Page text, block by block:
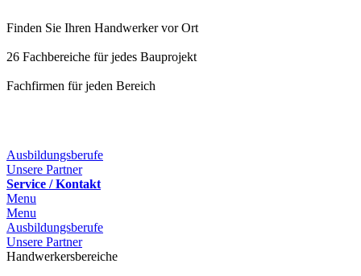
Finden Sie Ihren Handwerker vor Ort
26 Fachbereiche für jedes Bauprojekt
Fachfirmen für jeden Bereich
Ausbildungsberufe
Unsere Partner
Service / Kontakt
Menu
Menu
Ausbildungsberufe
Unsere Partner
Handwerkersbereiche